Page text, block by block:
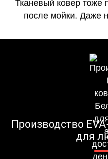
Тканевый ковер тоже
после мойки. Даже
Производство
для